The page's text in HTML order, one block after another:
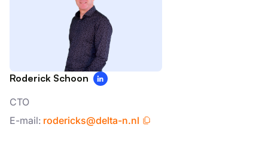
Roderick Schoon
CTO
E-mail: rodericks@delta-n.nl